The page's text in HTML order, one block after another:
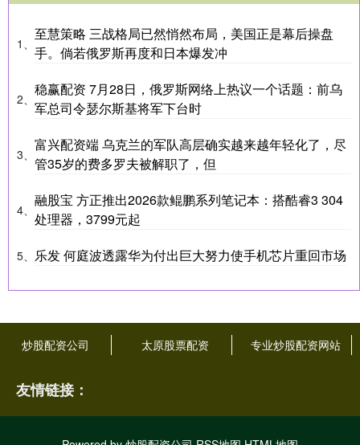
1、
至慧策略 三战格局已然悄然布局，美国正是幕后操盘
手。倘若俄罗斯再度和日本爆发冲
2、
稳赢配资 7月28日，俄罗斯网络上热议一个话题：前乌
军总司令瑟尔斯基将军下台时
3、
富兴配资端 乌克兰的军队高层确实越来越年轻化了，尽
管35岁的费多罗夫被解职了，但
4、
融股宝 方正推出2026款鲲鹏系列笔记本：搭酷睿3 304
处理器，3799元起
5、 乐发 何庭波透露华为付出巨大努力使手机芯片重回市场
炒股配资公司 太原股票配资 专业炒股配资网站
友情链接：